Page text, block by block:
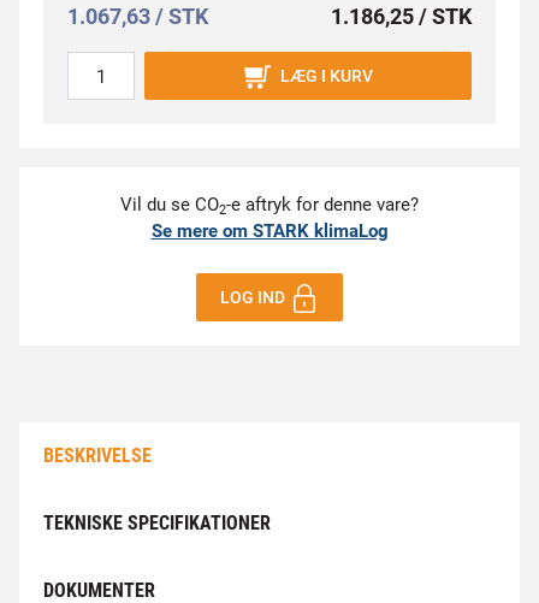
1.067,63 / STK 1.186,25 / STK
LÆG I KURV
Vil du se CO2-e aftryk for denne vare?
Se mere om STARK klimaLog
LOG IND
BESKRIVELSE
TEKNISKE SPECIFIKATIONER
DOKUMENTER